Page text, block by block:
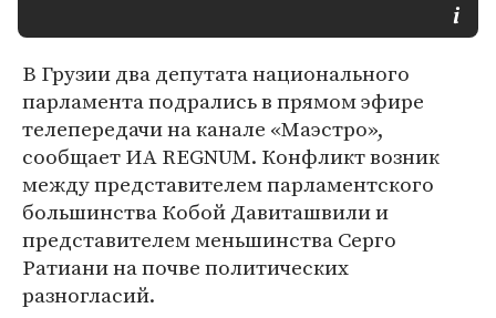
В Грузии два депутата национального
парламента подрались в прямом эфире
телепередачи на канале «Маэстро»,
сообщает ИА REGNUM. Конфликт возник
между представителем парламентского
большинства Кобой Давиташвили и
представителем меньшинства Серго
Ратиани на почве политических
разногласий.